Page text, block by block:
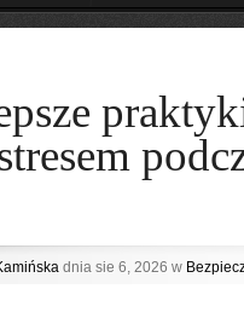
dnia sie 6, 2026 w